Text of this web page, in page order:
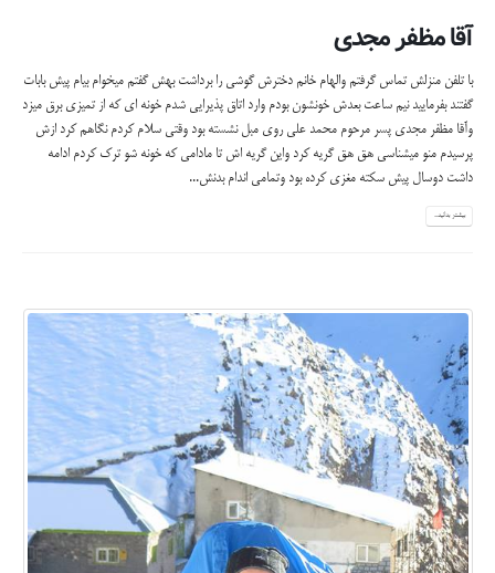
آقا مظفر مجدی
با تلفن منزلش تماس گرفتم والهام خانم دخترش گوشی را برداشت بهش گفتم میخوام بیام پیش بابات
گفتند بفرمایید نیم ساعت بعدش خونشون بودم وارد اتاق پذیرایی شدم خونه ای که از تمیزی برق میزد
وآقا مظفر مجدی پسر مرحوم محمد علی روی مبل نشسته بود وقتی سلام کردم نگاهم کرد ازش
پرسیدم منو میشناسی هق هق گریه کرد واین گریه اش تا مادامی که خونه شو ترک کردم ادامه
داشت دوسال پیش سکته مغزی کرده بود وتمامی اندام بدنش...
بیشتر بدانید...